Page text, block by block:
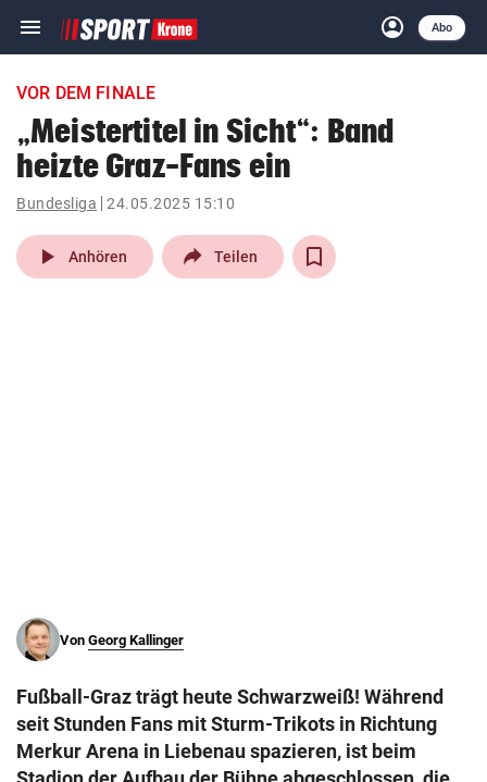
menu Navigation
ein-/ausklappen
account_circle
Anmelden
Abo
close Schließen
account_circle Anmelden
pin_drop
Wien arrow_right
VOR DEM FINALE
„Meistertitel in Sicht“: Band
heizte Graz-Fans ein
Bundesliga 24.05.2025 15:10
play_arrow Anhören Teilen
Von Georg Kallinger
Fußball-Graz trägt heute Schwarzweiß! Während
seit Stunden Fans mit Sturm-Trikots in Richtung
Merkur Arena in Liebenau spazieren, ist beim